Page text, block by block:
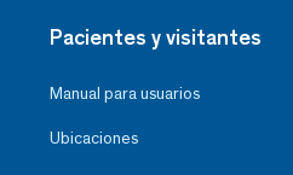
Pacientes y visitantes
Manual para usuarios
Ubicaciones